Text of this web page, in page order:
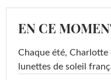
EN CE
Chaque été, Charlotte
lunettes de soleil